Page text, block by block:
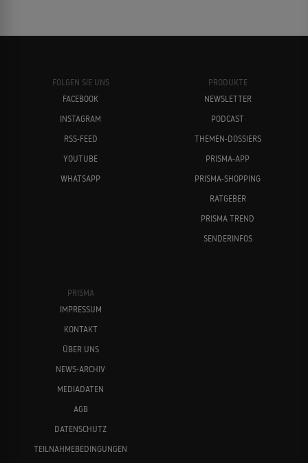
FOLGEN SIE UNS
FACEBOOK
INSTAGRAM
RSS-FEED
YOUTUBE
WHATSAPP
PRODUKTE
NEWSLETTER
PODCAST
THEMEN-DOSSIERS
PRISMA-APP
PRISMA-SHOPPING
RATGEBER
PRISMA TREND
SENDERINFOS
PRISMA
IMPRESSUM
KONTAKT
ÜBER UNS
NEWS-ARCHIV
MEDIADATEN
AGB
DATENSCHUTZ
TEILNAHMEBEDINGUNGEN